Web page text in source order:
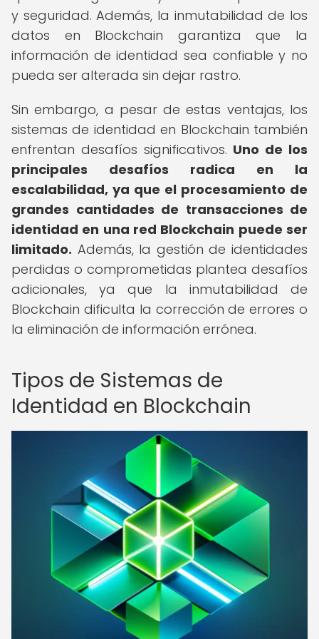
y seguridad. Además, la inmutabilidad de los
datos en Blockchain garantiza que la
información de identidad sea confiable y no
pueda ser alterada sin dejar rastro.
Sin embargo, a pesar de estas ventajas, los
sistemas de identidad en Blockchain también
enfrentan desafíos significativos. Uno de los
principales desafíos radica en la
escalabilidad, ya que el procesamiento de
grandes cantidades de transacciones de
identidad en una red Blockchain puede ser
limitado. Además, la gestión de identidades
perdidas o comprometidas plantea desafíos
adicionales, ya que la inmutabilidad de
Blockchain dificulta la corrección de errores o
la eliminación de información errónea.
Tipos de Sistemas de
Identidad en Blockchain